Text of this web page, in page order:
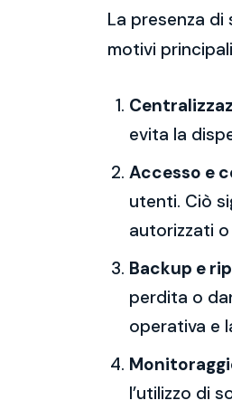
La presenza di
motivi
evita la
Accesso e
utenti. Ciò
autorizzati
Backup e
perdita o
operativa e
l’utilizzo di